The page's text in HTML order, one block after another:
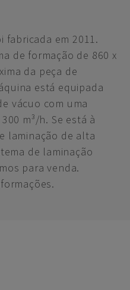
fabricada em 2011.
de formação de 860 x
da peça de
está equipada
vácuo com uma
m³/h. Se está à
laminação de alta
de laminação
para venda.